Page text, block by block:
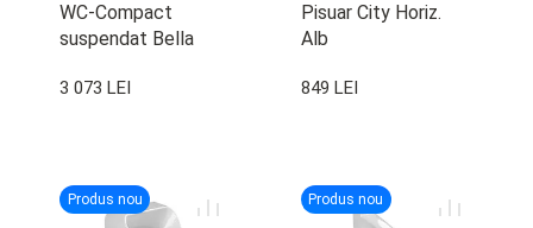
WC-Compact
suspendat Bella
Cap.Duroplast Ibiza
3 073 LEI
Pisuar City Horiz.
Alb
849 LEI
Produs nou Produs nou